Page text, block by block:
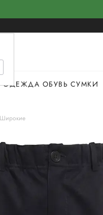
ОДЕЖДА ОБУВЬ СУМКИ
Широкие